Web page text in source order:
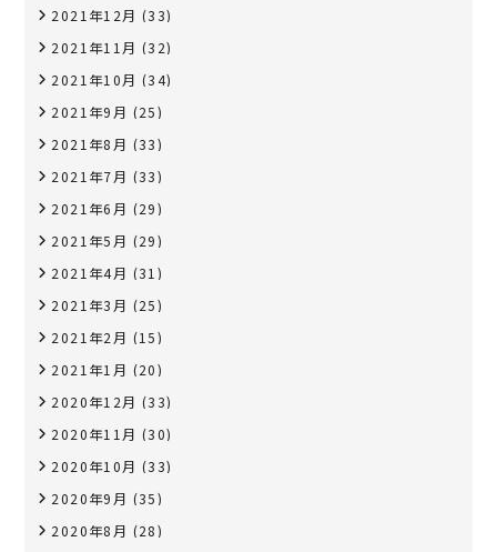
2021年12月 (33)
2021年11月 (32)
2021年10月 (34)
2021年9月 (25)
2021年8月 (33)
2021年7月 (33)
2021年6月 (29)
2021年5月 (29)
2021年4月 (31)
2021年3月 (25)
2021年2月 (15)
2021年1月 (20)
2020年12月 (33)
2020年11月 (30)
2020年10月 (33)
2020年9月 (35)
2020年8月 (28)